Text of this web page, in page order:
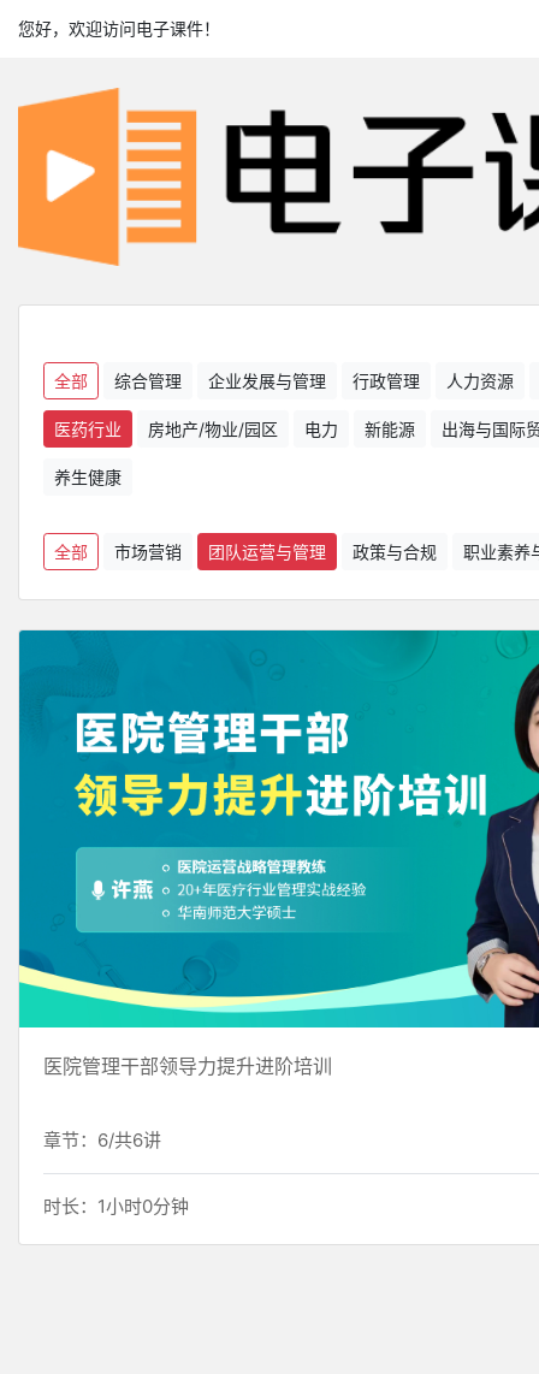
您好，欢迎访问电子课件！
全部 综合管理 企业发展与管理 行政管理 人力资源
医药行业 房地产/物业/园区 电力 新能源 出海与国际
养生健康
全部 市场营销 团队运营与管理 政策与合规 职业素养
医院管理干部领导力提升进阶培训
章节：6/共6讲
时长：1小时0分钟